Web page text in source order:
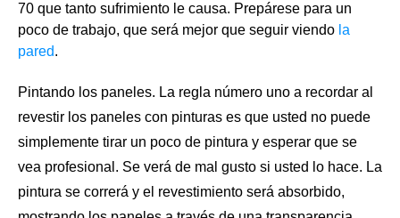
70 que tanto sufrimiento le causa. Prepárese para un
poco de trabajo, que será mejor que seguir viendo la
pared.
Pintando los paneles. La regla número uno a recordar al
revestir los paneles con pinturas es que usted no puede
simplemente tirar un poco de pintura y esperar que se
vea profesional. Se verá de mal gusto si usted lo hace. La
pintura se correrá y el revestimiento será absorbido,